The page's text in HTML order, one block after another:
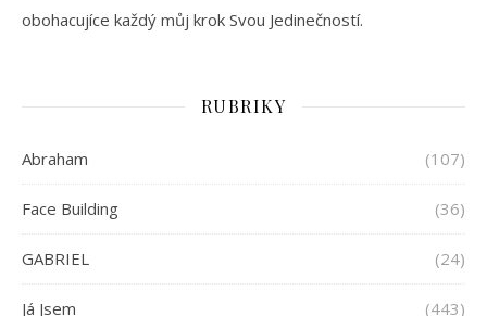
obohacujíce každý můj krok Svou Jedinečností.
RUBRIKY
Abraham (107)
Face Building (36)
GABRIEL (24)
Já Jsem (443)